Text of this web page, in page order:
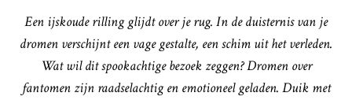
Een ijskoude rilling glijdt over je rug. In de duisternis van je
dromen verschijnt een vage gestalte, een schim uit het verleden.
Wat wil dit spookachtige bezoek zeggen? Dromen over
fantomen zijn raadselachtig en emotioneel geladen. Duik met